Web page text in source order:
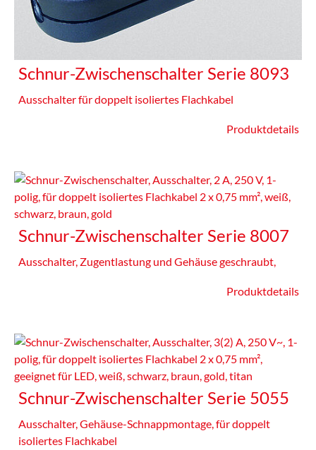
Schnur-Zwischenschalter Serie 8093
Ausschalter für doppelt isoliertes Flachkabel
Produktdetails
Schnur-Zwischenschalter Serie 8007
Ausschalter, Zugentlastung und Gehäuse geschraubt,
Produktdetails
Schnur-Zwischenschalter Serie 5055
Ausschalter, Gehäuse-Schnappmontage, für doppelt
isoliertes Flachkabel